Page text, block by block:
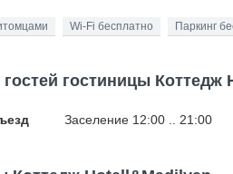
Wi-Fi бесплатно Паркинг
гостиницы Коттедж
Заселение 12:00 .. 21:00